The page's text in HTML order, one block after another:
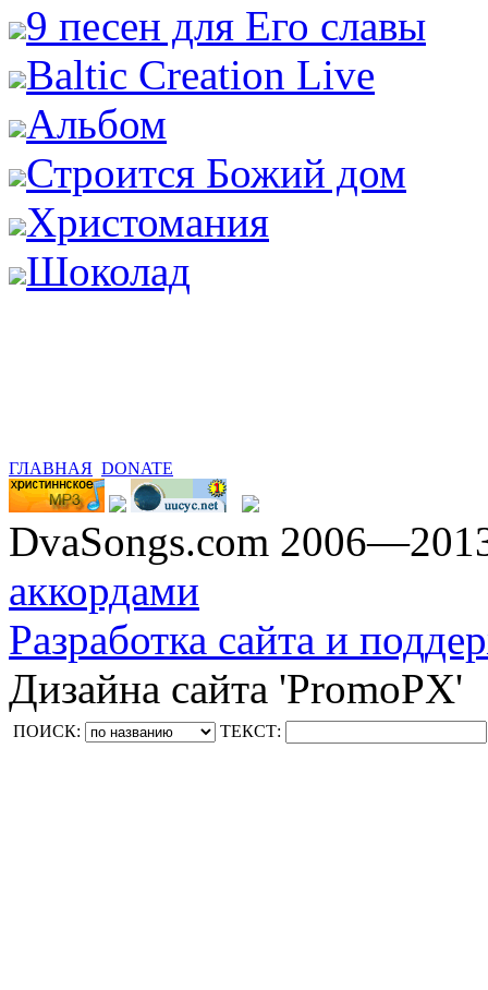
9 песен для Его славы
Baltic Creation Live
Альбом
Строится Божий дом
Христомания
Шоколад
ГЛАВНАЯ DONATE
DvaSongs.com
аккордами
Разработка сайта и
Дизайна сайта 'PromoPX'
ПОИСК: ТЕКСТ: